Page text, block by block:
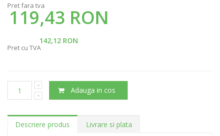
Pret fara tva
119,43 RON
142,12 RON
Pret cu TVA
Adauga in cos
Descriere produs Livrare si plata